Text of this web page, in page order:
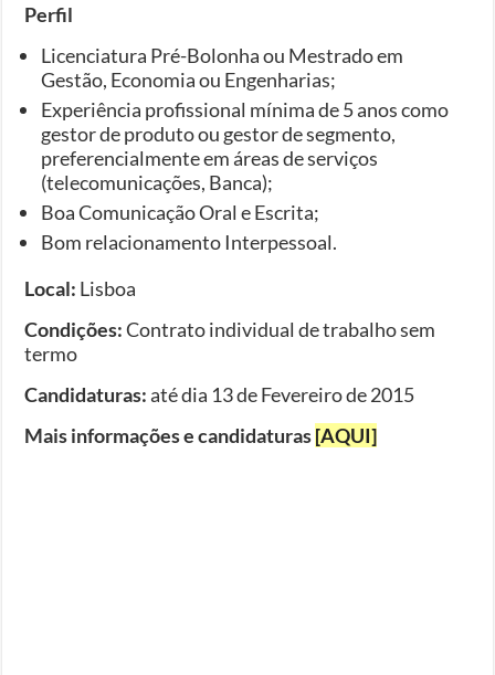
Perfil
Licenciatura Pré-Bolonha ou Mestrado em
Gestão, Economia ou Engenharias;
Experiência profissional mínima de 5 anos como
gestor de produto ou gestor de segmento,
preferencialmente em áreas de serviços
(telecomunicações, Banca);
Boa Comunicação Oral e Escrita;
Bom relacionamento Interpessoal.
Local: Lisboa
Condições:Contrato individual de trabalho sem
termo
Candidaturas:até dia 13 de Fevereiro de 2015
Mais informações e candidaturas[AQUI]